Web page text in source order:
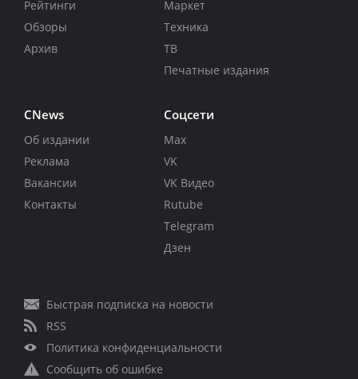
Рейтинги
Обзоры
Архив
Маркет
Техника
ТВ
Печатные издания
CNews
Об издании
Реклама
Вакансии
Контакты
Соцсети
Max
VK
VK Видео
Rutube
Telegram
Дзен
Быстрая подписка на новости
RSS
Политика конфиденциальности
Сообщить об ошибке